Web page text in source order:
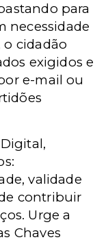
para
necessidade
o cidadão
exigidos e
e-mail ou
validade
contribuir
Urge a
Chaves